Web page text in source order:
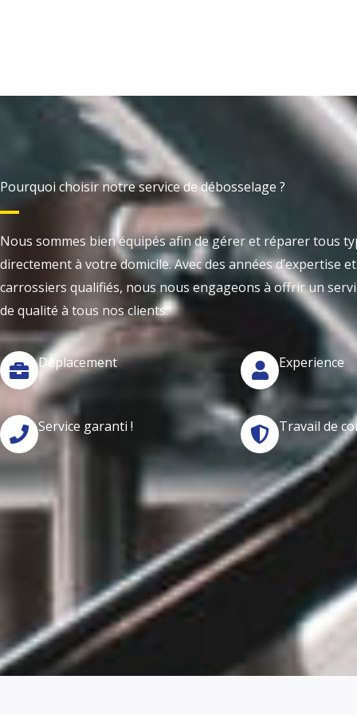
Pourquoi choisir notre service de débosselage ?
Nous sommes bien équipés afin de gérer et réparer tous
directement à votre domicile. Avec des années d’expertise
carrossiers qualifiés, nous nous engageons à offrir un
de qualité à tous nos clients.
Déplacement Experience
Service garanti ! Travail de